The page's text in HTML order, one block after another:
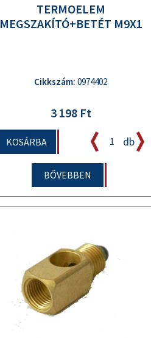
TERMOELEM
MEGSZAKÍTÓ+BETÉT M9X1
Cikkszám: 0974402
3 198 Ft
KOSÁRBA db
BŐVEBBEN